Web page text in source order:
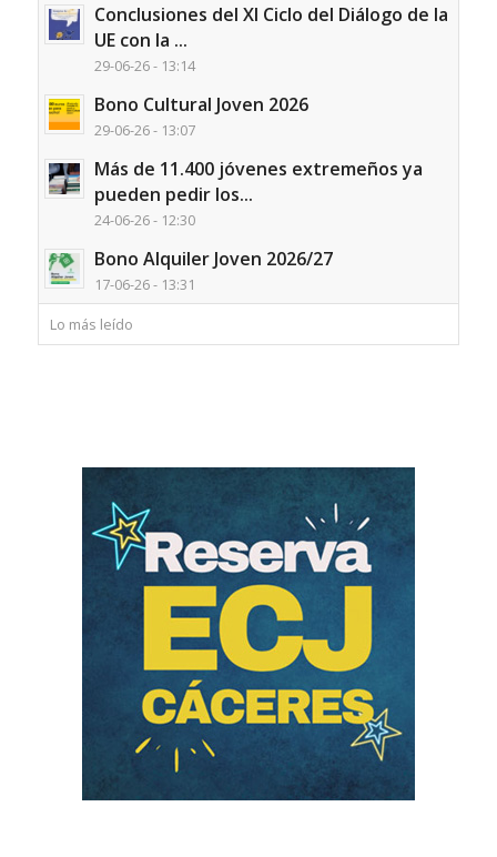
Conclusiones del XI Ciclo del Diálogo de la
UE con la ...
29-06-26 - 13:14
Bono Cultural Joven 2026
29-06-26 - 13:07
Más de 11.400 jóvenes extremeños ya
pueden pedir los...
24-06-26 - 12:30
Bono Alquiler Joven 2026/27
17-06-26 - 13:31
Lo más leído